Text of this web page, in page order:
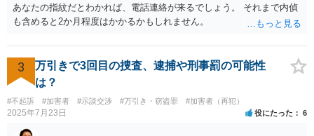
あなたの指紋だとわかれば、電話連絡が来るでしょう。 それまで内偵
も含めると2か月程度はかかるかもしれません。
3
万引きで3回目の捜査、逮捕や刑事罰の可能性
は？
#不起訴 #加害者 #示談交渉 #万引き・窃盗罪 #加害者（再犯）
2025年7月23日 役にたった 6